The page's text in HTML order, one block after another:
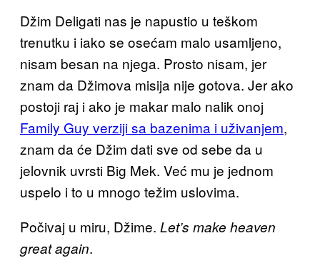
Džim Deligati nas je napustio u teškom
trenutku i iako se osećam malo usamljeno,
nisam besan na njega. Prosto nisam, jer
znam da Džimova misija nije gotova. Jer ako
postoji raj i ako je makar malo nalik onoj
Family Guy verziji sa bazenima i uživanjem,
znam da će Džim dati sve od sebe da u
jelovnik uvrsti Big Mek. Već mu je jednom
uspelo i to u mnogo težim uslovima.
Počivaj u miru, Džime. Let’s make heaven
great again.